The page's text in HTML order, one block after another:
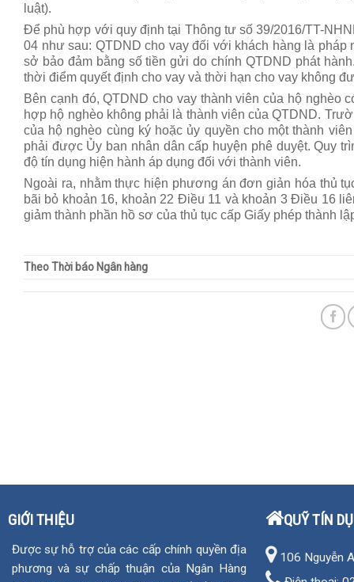
luật).
Để phù hợp với quy định tại Thông tư số 39/2016/TT-
04 như sau: QTDND cho vay đối với khách hàng là
sở bảo đảm bằng số tiền gửi do chính QTDND phát
thời điểm quyết định cho vay và thời hạn cho vay không
Bên cạnh đó, QTDND cho vay thành viên của hộ nghèo
hợp hộ nghèo không phải là thành viên của QTDND.
của hộ nghèo cùng ký hoặc ủy quyền cho một thành
phải được Ủy ban nhân dân cấp huyện phê duyệt. Quy
độ tín dụng hiện hành áp dụng đối với thành viên.
Ngoài ra, nhằm thực hiện phương án đơn giản hóa thủ
bãi bỏ khoản 16, khoản 22 Điều 11 và khoản 3 Điều 16
giảm thành phần hồ sơ của thủ tục cấp Giấy phép thành
Theo Thời báo Ngân hàng
GIỚI THIỆU
Được sự hỗ trợ của các cấp chính quyền địa
phương và sự chấp thuận của Ngân Hàng
QUỸ TÍN
106 Nguyễn